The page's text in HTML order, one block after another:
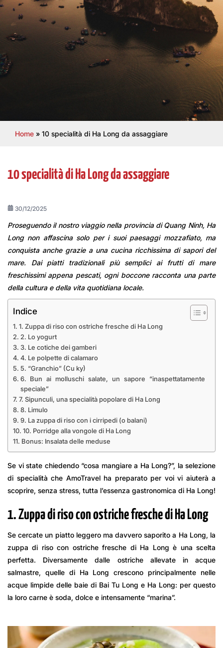
Home » 10 specialità di Ha Long da assaggiare
10 specialità di Ha Long da assaggiare
30/12/2025
Proseguendo il nostro viaggio nella provincia di Quang Ninh, Ha
Long non affascina solo per i suoi paesaggi mozzafiato, ma
conquista anche grazie a una cucina ricchissima di sapori del
mare. Dai piatti tradizionali più semplici ai frutti di mare
freschissimi appena pescati, ogni boccone racconta una parte
della cultura e della vita quotidiana locale.
Indice
1. Zuppa di riso con ostriche fresche di Ha Long
2. Lo yogurt
3. Le cotiche dei gamberi
4. Le polpette di calamaro
5. “Granchio” (Cu ky)
6. Bun ai molluschi salate, un sapore “inaspettatamente
speciale”
7. Sipunculi, una specialità popolare di Ha Long
8. Limulo
9. La zuppa di riso con i cirripedi (o balani)
10. Porridge alla vongole di Ha Long
Bonus: Insalata delle meduse
Se vi state chiedendo “cosa mangiare a Ha Long?”, la selezione
di specialità che AmoTravel ha preparato per voi vi aiuterà a
scoprire, senza stress, tutta l’essenza gastronomica di Ha Long!
1. Zuppa di riso con ostriche fresche di Ha Long
Se cercate un piatto leggero ma davvero saporito a Ha Long, la
zuppa di riso con ostriche fresche di Ha Long è una scelta
perfetta. Diversamente dalle ostriche allevate in acque
salmastre, quelle di Ha Long crescono principalmente nelle
acque limpide delle baie di Bai Tu Long e Ha Long: per questo
la loro carne è soda, dolce e intensamente “marina”.